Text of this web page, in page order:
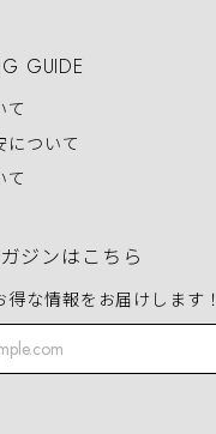
GUIDE
て
について
て
ジンはこちら
得な情報をお届けします！